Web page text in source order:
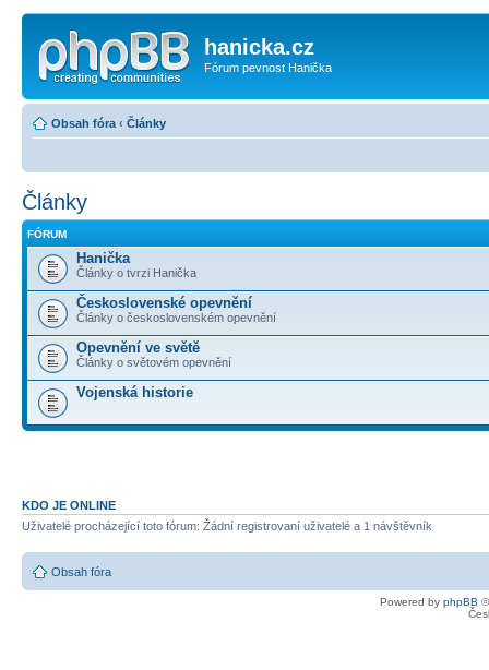
hanicka.cz
Fórum pevnost Hanička
Obsah fóra ‹ Články
Články
FÓRUM
Hanička
Články o tvrzi Hanička
Československé opevnění
Články o československém opevnění
Opevnění ve světě
Články o světovém opevnění
Vojenská historie
KDO JE ONLINE
Uživatelé procházející toto fórum: Žádní registrovaní uživatelé a 1 návštěvník
Obsah fóra
Powered by phpBB